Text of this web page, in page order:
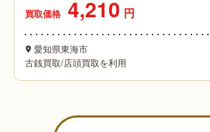
買取価格 4,210 円
愛知県東海市
古銭買取/店頭買取を利用